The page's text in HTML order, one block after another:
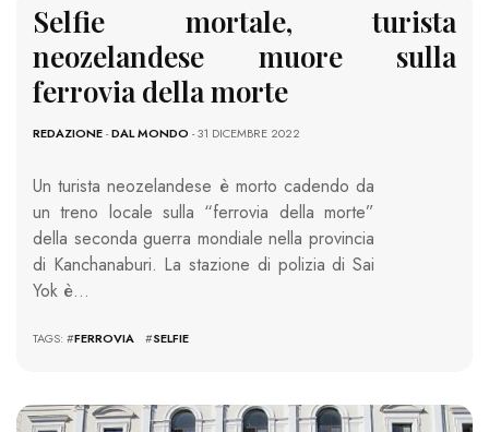
Selfie mortale, turista
neozelandese muore sulla
ferrovia della morte
REDAZIONE-DAL MONDO - 31 DICEMBRE 2022
Un turista neozelandese è morto cadendo da
un treno locale sulla “ferrovia della morte”
della seconda guerra mondiale nella provincia
di Kanchanaburi. La stazione di polizia di Sai
Yok è…
TAGS: #FERROVIA #SELFIE